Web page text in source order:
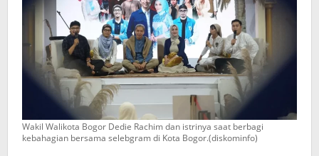
Wakil Walikota Bogor Dedie Rachim dan istrinya saat berbagi
kebahagian bersama selebgram di Kota Bogor.(diskominfo)